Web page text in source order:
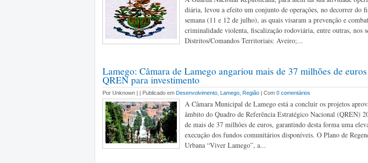
diária, levou a efeito um conjunto de operações, no decorrer do
semana (11 e 12 de julho), as quais visaram a prevenção e
criminalidade violenta, fiscalização rodoviária, entre outras, nos
Distritos/Comandos Territoriais: Aveiro;...
Lamego: Câmara de Lamego angariou mais de 37 milhões de
QREN para investimento
Por Unknown | | Publicado em Desenvolvimento Lamego Região | Com 0 comentários
A Câmara Municipal de Lamego está a concluir os projetos
âmbito do Quadro de Referência Estratégico Nacional (QREN)
de mais de 37 milhões de euros, garantindo desta forma uma
execução dos fundos comunitários disponíveis. O Plano de
Urbana “Viver Lamego”, a...